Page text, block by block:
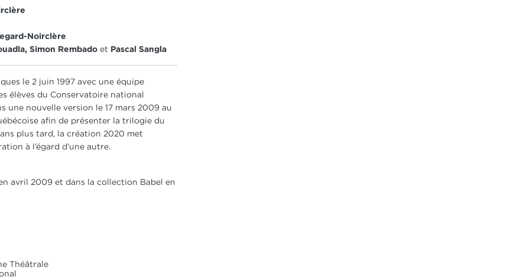
Noirclère
Simon Rembado et Pascal Sangla
le 2 juin 1997 avec une équipe
élèves du Conservatoire national
une nouvelle version le 17 mars 2009 au
afin de présenter la trilogie du
plus tard, la création 2020 met
à l’égard d’une autre.
avril 2009 et dans la collection Babel en
Théâtrale